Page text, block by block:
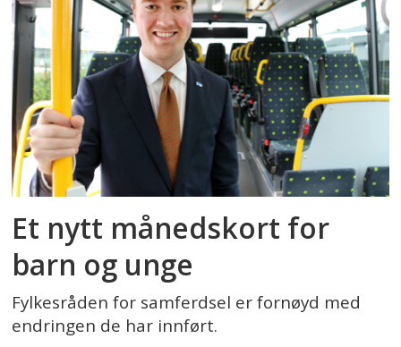
Et nytt månedskort for
barn og unge
Fylkesråden for samferdsel er fornøyd med
endringen de har innført.